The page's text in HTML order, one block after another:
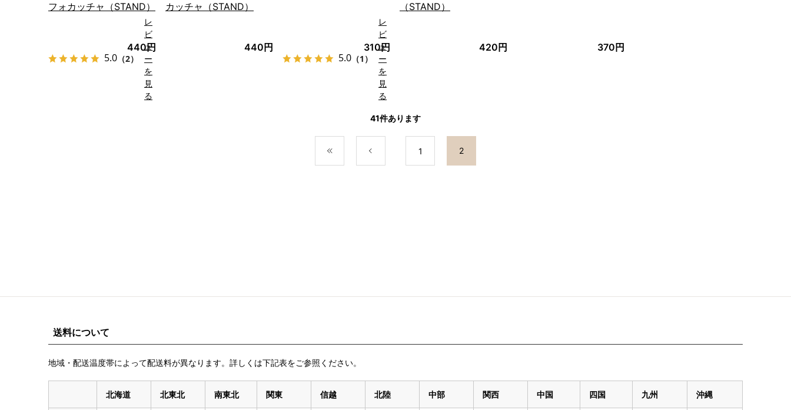
フォカッチャ（STAND）
5.0 （2）
レ
ビ
ュ
ー
を
見
る
440円
カッチャ（STAND）
440円
5.0 （1）
レ
ビ
ュ
ー
を
見
る
310円
（STAND）
420円 370円
41件あります
1 2
送料について
地域・配送温度帯によって配送料が異なります。詳しくは下記表をご参照ください。
北海道 北東北 南東北 関東 信越 北陸 中部 関西 中国 四国 九州 沖縄